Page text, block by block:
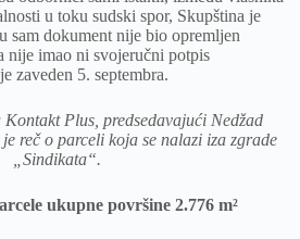
u toku sudski spor, Skupština je
sam dokument nije bio opremljen
nije imao ni svojeručni potpis
zaveden 5. septembra.
Plus, predsedavajući Nedžad
reč o parceli koja se nalazi iza zgrade
„Sindikata“.
ukupne površine 2.776 m²